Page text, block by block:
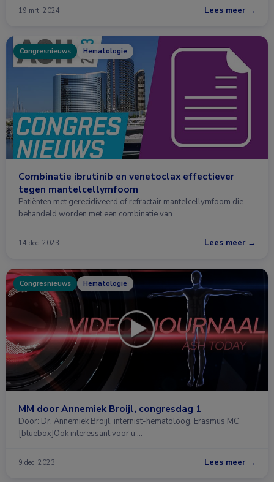
19 mrt. 2024 Lees meer →
Congresnieuws Hematologie
Combinatie ibrutinib en venetoclax effectiever
tegen mantelcellymfoom
Patiënten met gerecidiveerd of refractair mantelcellymfoom die
behandeld worden met een combinatie van …
14 dec. 2023 Lees meer →
Congresnieuws Hematologie
MM door Annemiek Broijl, congresdag 1
Door: Dr. Annemiek Broijl, internist-hematoloog, Erasmus MC
[bluebox]Ook interessant voor u …
9 dec. 2023 Lees meer →